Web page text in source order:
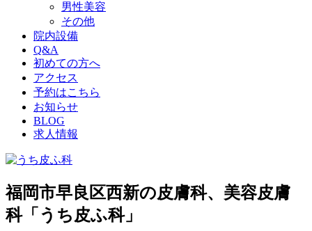
男性美容
その他
院内設備
Q&A
初めての方へ
アクセス
予約はこちら
お知らせ
BLOG
求人情報
福岡市早良区西新の皮膚科、美容皮膚
科「うち皮ふ科」